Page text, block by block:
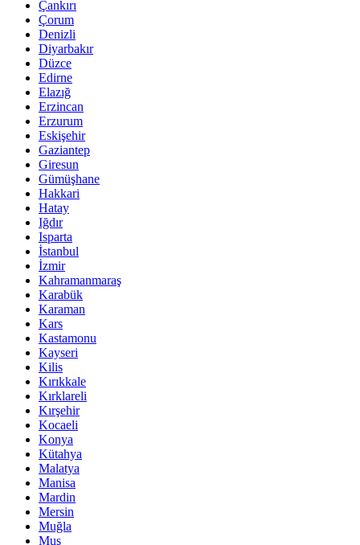
Çankırı
Çorum
Denizli
Diyarbakır
Düzce
Edirne
Elazığ
Erzincan
Erzurum
Eskişehir
Gaziantep
Giresun
Gümüşhane
Hakkari
Hatay
Iğdır
Isparta
İstanbul
İzmir
Kahramanmaraş
Karabük
Karaman
Kars
Kastamonu
Kayseri
Kilis
Kırıkkale
Kırklareli
Kırşehir
Kocaeli
Konya
Kütahya
Malatya
Manisa
Mardin
Mersin
Muğla
Muş